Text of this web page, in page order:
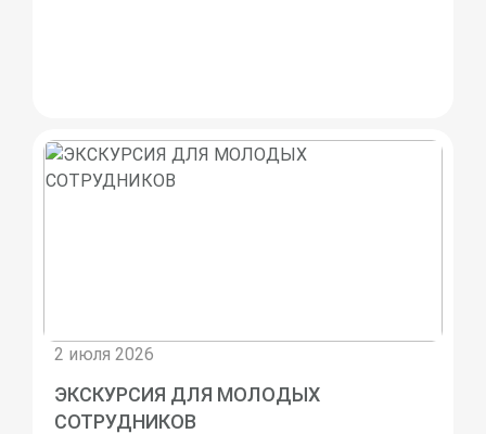
2 июля 2026
ЭКСКУРСИЯ ДЛЯ МОЛОДЫХ
СОТРУДНИКОВ